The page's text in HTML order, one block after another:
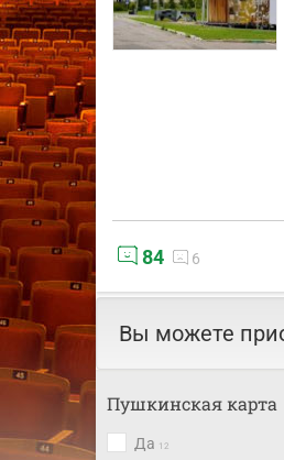
84 6
Вы можете
Пушкинская карта
Да 12